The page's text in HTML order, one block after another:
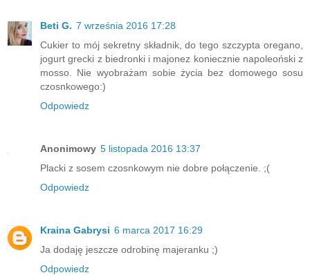
Beti G. 7 września 2016 17:28
Cukier to mój sekretny składnik, do tego szczypta oregano,
jogurt grecki z biedronki i majonez koniecznie napoleoński z
mosso. Nie wyobrażam sobie życia bez domowego sosu
czosnkowego:)
Odpowiedz
Anonimowy 5 listopada 2016 13:37
Placki z sosem czosnkowym nie dobre połączenie. ;(
Odpowiedz
Kraina Gabrysi 6 marca 2017 16:29
Ja dodaję jeszcze odrobinę majeranku ;)
Odpowiedz